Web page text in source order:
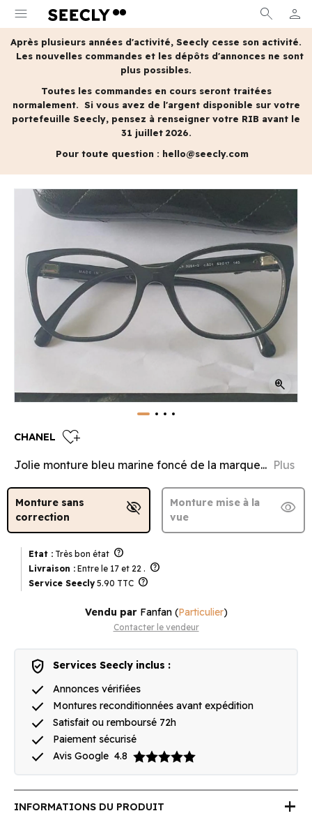
menu search person
MON
Après plusieurs années d'activité, Seecly cesse son activité.
Les nouvelles commandes et les dépôts d'annonces ne sont
plus possibles.
Toutes les commandes en cours seront traitées
normalement. Si vous avez de l'argent disponible sur votre
portefeuille Seecly, pensez à renseigner votre RIB avant le
31 juillet 2026.
Pour toute question : hello@seecly.com
zoom_in
CHANEL heart_plus
Jolie monture bleu marine foncé de la marque... Plus
Monture sans
correction
visibility_off
Monture mise à la
vue
visibility
Etat : Très bon état help
Livraison : Entre le 17 et 22 . help
Service Seecly 5.90 TTC help
Vendu par Fanfan(Particulier)
Contacter le vendeur
verified_user Services Seecly inclus :
done Annonces vérifiées
done Montures reconditionnées avant expédition
done Satisfait ou remboursé 72h
done Paiement sécurisé
done Avis Google 4.8
INFORMATIONS DU PRODUIT add